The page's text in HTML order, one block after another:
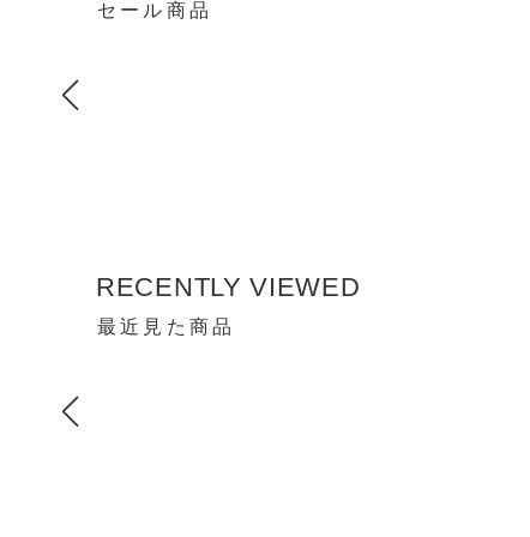
セール商品
RECENTLY VIEWED
最近見た商品